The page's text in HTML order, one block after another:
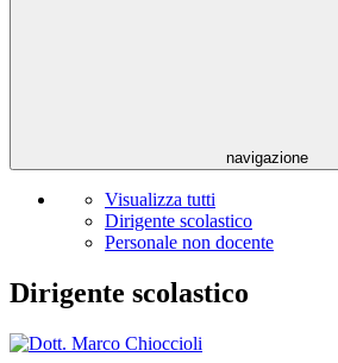
navigazione
Visualizza tutti
Dirigente scolastico
Personale non docente
Dirigente scolastico